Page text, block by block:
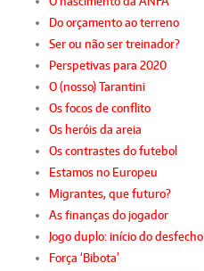
Do orçamento ao terreno
Ser ou não ser treinador?
Perspetivas para 2020
O (nosso) Tarantini
Os focos de conflito
Os heróis da areia
Os contrastes do futebol
Estamos no Europeu
Migrantes, que futuro?
As finanças do jogador
Jogo duplo: início do desfecho
Força ‘Bibota’